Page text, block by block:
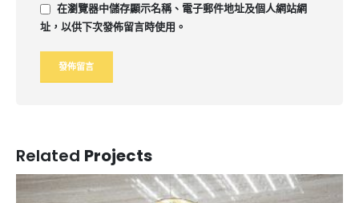
在瀏覽器中儲存顯示名稱、電子郵件地址及個人網站網
址，以供下次發佈留言時使用。
Related Projects